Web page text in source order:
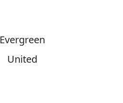
Evergreen
United